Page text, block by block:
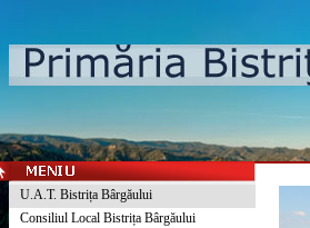
U.A.T. Bistrița Bârgăului
Consiliul Local Bistrița Bârgăului